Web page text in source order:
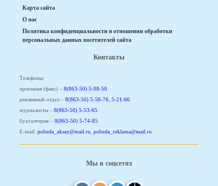
Карта сайта
О нас
Политика конфиденциальности в отношении обработки
персональных данных посетителей сайта
Контакты
Телефоны:
приемная (факс) – 8(863-50) 5-08-50
рекламный отдел – 8(863-50) 5-58-76 5-21-66
журналисты – 8(863-50) 5-53-65
бухгалтерия – 8(863-50) 5-74-85
E-mail: pobeda_aksay@mail.ru pobeda_reklama@mail.ru
Мы в соцсетях